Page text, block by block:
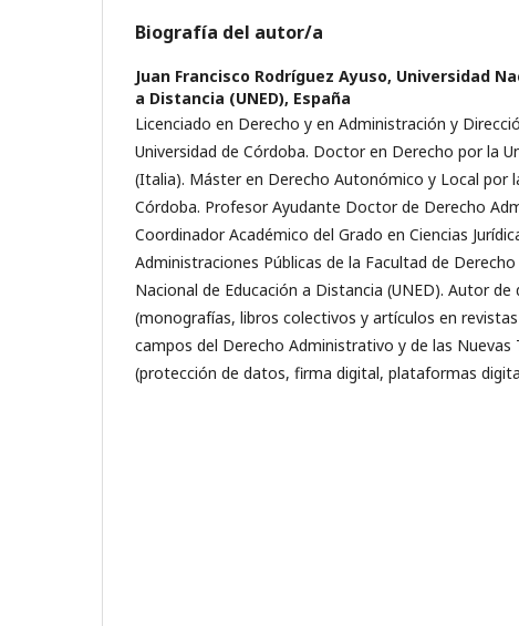
Biografía del autor/a
Juan Francisco Rodríguez Ayuso, Universidad
a Distancia (UNED), España
Licenciado en Derecho y en Administración y
Universidad de Córdoba. Doctor en Derecho por la
(Italia). Máster en Derecho Autonómico y Local por
Córdoba. Profesor Ayudante Doctor de Derecho
Coordinador Académico del Grado en Ciencias
Administraciones Públicas de la Facultad de Derecho
Nacional de Educación a Distancia (UNED). Autor de
(monografías, libros colectivos y artículos en
campos del Derecho Administrativo y de las Nuevas
(protección de datos, firma digital, plataformas